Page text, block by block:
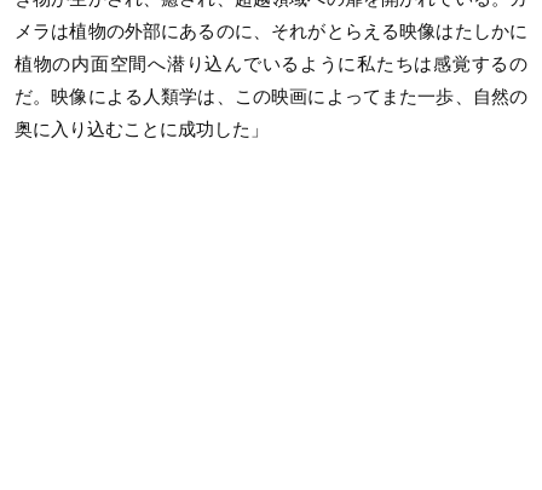
メラは植物の外部にあるのに、それがとらえる映像はたしかに
植物の内面空間へ潜り込んでいるように私たちは感覚するの
だ。映像による人類学は、この映画によってまた一歩、自然の
奥に入り込むことに成功した」